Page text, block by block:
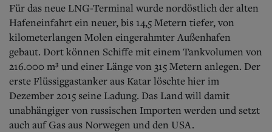
Für das neue LNG-Terminal wurde nordöstlich der alten
Hafeneinfahrt ein neuer, bis 14,5 Metern tiefer, von
kilometerlangen Molen eingerahmter Außenhafen
gebaut. Dort können Schiffe mit einem Tankvolumen von
216.000 m³ und einer Länge von 315 Metern anlegen. Der
erste Flüssiggastanker aus Katar löschte hier im
Dezember 2015 seine Ladung. Das Land will damit
unabhängiger von russischen Importen werden und setzt
auch auf Gas aus Norwegen und den USA.